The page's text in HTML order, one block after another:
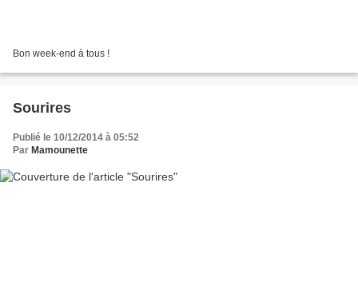
Bon week-end à tous !
Sourires
Publié le 10/12/2014 à 05:52
Par Mamounette